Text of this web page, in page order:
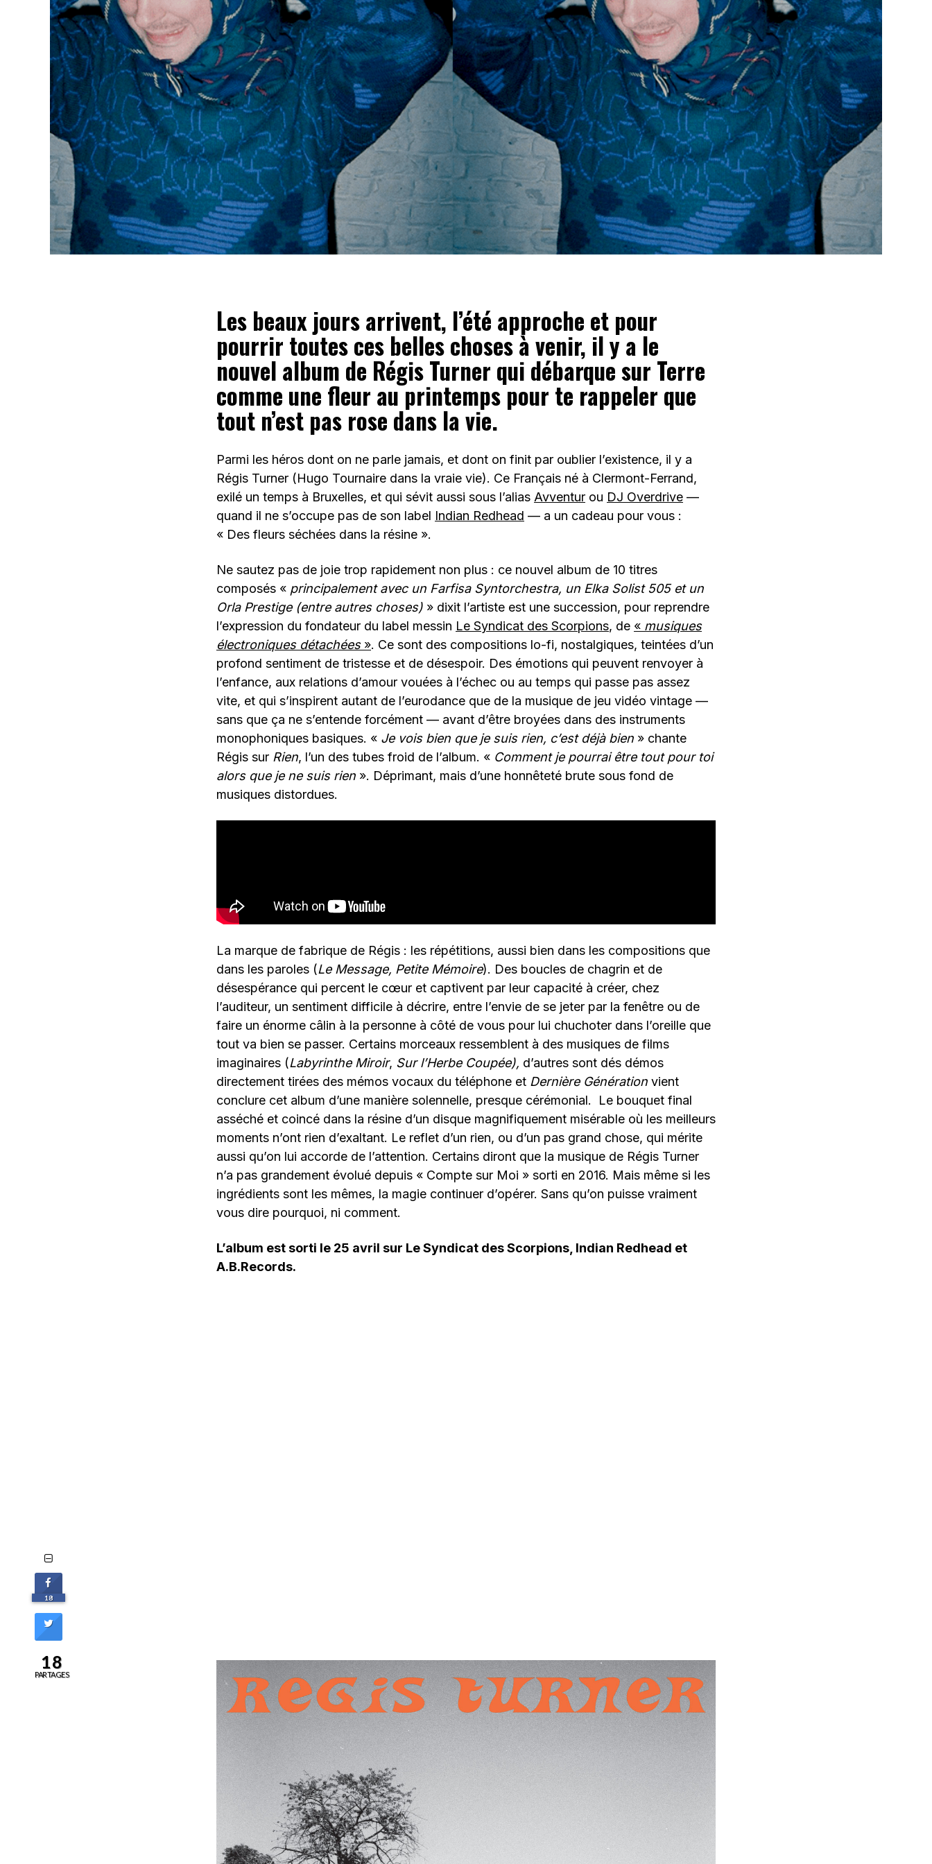
Les beaux jours arrivent, l’été approche et pour
pourrir toutes ces belles choses à venir, il y a le
nouvel album de Régis Turner qui débarque sur Terre
comme une fleur au printemps pour te rappeler que
tout n’est pas rose dans la vie.
Parmi les héros dont on ne parle jamais, et dont on finit par oublier l’existence, il y a
Régis Turner (Hugo Tournaire dans la vraie vie). Ce Français né à Clermont-Ferrand,
exilé un temps à Bruxelles, et qui sévit aussi sous l’alias Avventur ou DJ Overdrive —
quand il ne s’occupe pas de son label Indian Redhead — a un cadeau pour vous :
« Des fleurs s​é​ch​é​es dans la r​é​sine ».
Ne sautez pas de joie trop rapidement non plus : ce nouvel album de 10 titres
composés « principalement avec un Farfisa Syntorchestra, un Elka Solist 505 et un
Orla Prestige (entre autres choses) » dixit l’artiste est une succession, pour reprendre
l’expression du fondateur du label messin Le Syndicat des Scorpions, de « musiques
électroniques détachées ». Ce sont des compositions lo-fi, nostalgiques, teintées d’un
profond sentiment de tristesse et de désespoir. Des émotions qui peuvent renvoyer à
l’enfance, aux relations d’amour vouées à l’échec ou au temps qui passe pas assez
vite, et qui s’inspirent autant de l’eurodance que de la musique de jeu vidéo vintage —
sans que ça ne s’entende forcément — avant d’être broyées dans des instruments
monophoniques basiques. « Je vois bien que je suis rien, c’est déjà bien » chante
Régis sur Rien, l’un des tubes froid de l’album. « Comment je pourrai être tout pour toi
alors que je ne suis rien ». Déprimant, mais d’une honnêteté brute sous fond de
musiques distordues.
La marque de fabrique de Régis : les répétitions, aussi bien dans les compositions que
dans les paroles (Le Message, Petite Mémoire). Des boucles de chagrin et de
désespérance qui percent le cœur et captivent par leur capacité à créer, chez
l’auditeur, un sentiment difficile à décrire, entre l’envie de se jeter par la fenêtre ou de
faire un énorme câlin à la personne à côté de vous pour lui chuchoter dans l’oreille que
tout va bien se passer. Certains morceaux ressemblent à des musiques de films
imaginaires (Labyrinthe Miroir, Sur l’Herbe Coupée), d’autres sont dés démos
directement tirées des mémos vocaux du téléphone et Dernière Génération vient
conclure cet album d’une manière solennelle, presque cérémonial.
Le bouquet final
asséché et coincé dans la résine d’un disque magnifiquement misérable où les meilleurs
moments n’ont rien d’exaltant. Le reflet d’un rien, ou d’un pas grand chose, qui mérite
aussi qu’on lui accorde de l’attention. Certains diront que la musique de Régis Turner
n’a pas grandement évolué depuis « Compte sur Moi » sorti en 2016. Mais même si les
ingrédients sont les mêmes, la magie continuer d’opérer. Sans qu’on puisse vraiment
vous dire pourquoi, ni comment.
L’album est sorti le 25 avril sur Le Syndicat des Scorpions, Indian Redhead et
A.B.Records.
18
18
PARTAGES